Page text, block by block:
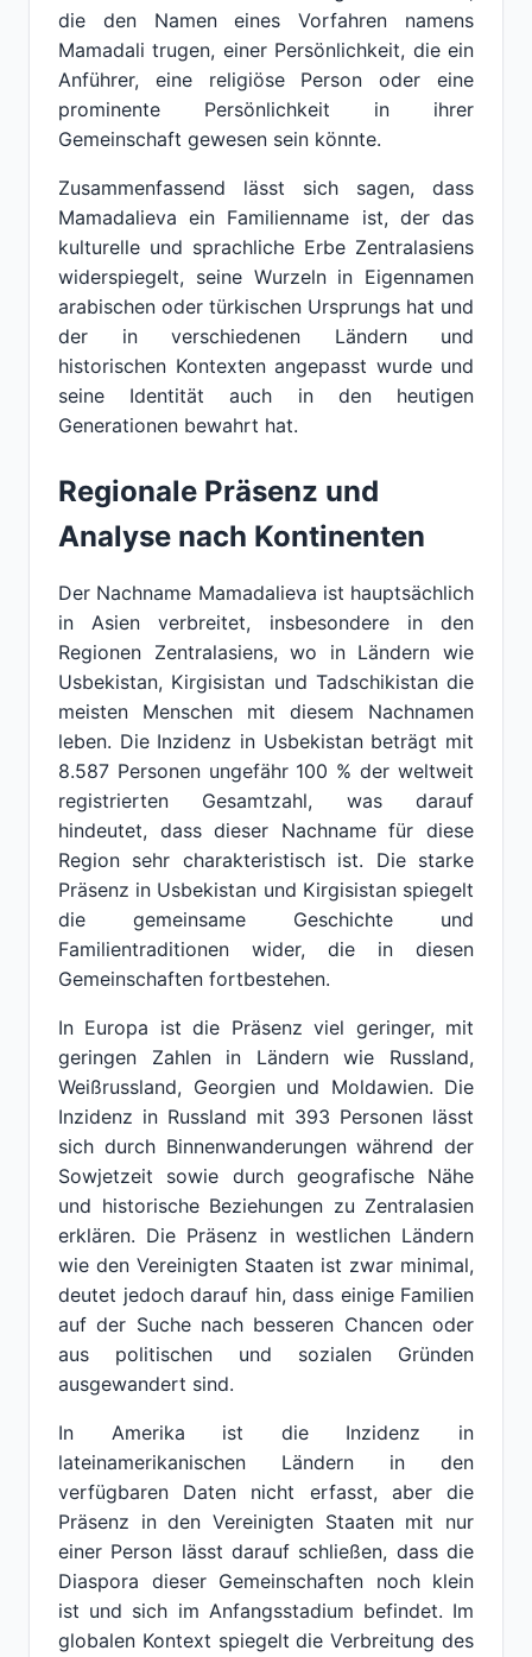
die den Namen eines Vorfahren namens
Mamadali trugen, einer Persönlichkeit, die ein
Anführer, eine religiöse Person oder eine
prominente Persönlichkeit in ihrer
Gemeinschaft gewesen sein könnte.
Zusammenfassend lässt sich sagen, dass
Mamadalieva ein Familienname ist, der das
kulturelle und sprachliche Erbe Zentralasiens
widerspiegelt, seine Wurzeln in Eigennamen
arabischen oder türkischen Ursprungs hat und
der in verschiedenen Ländern und
historischen Kontexten angepasst wurde und
seine Identität auch in den heutigen
Generationen bewahrt hat.
Regionale Präsenz und
Analyse nach Kontinenten
Der Nachname Mamadalieva ist hauptsächlich
in Asien verbreitet, insbesondere in den
Regionen Zentralasiens, wo in Ländern wie
Usbekistan, Kirgisistan und Tadschikistan die
meisten Menschen mit diesem Nachnamen
leben. Die Inzidenz in Usbekistan beträgt mit
8.587 Personen ungefähr 100 % der weltweit
registrierten Gesamtzahl, was darauf
hindeutet, dass dieser Nachname für diese
Region sehr charakteristisch ist. Die starke
Präsenz in Usbekistan und Kirgisistan spiegelt
die gemeinsame Geschichte und
Familientraditionen wider, die in diesen
Gemeinschaften fortbestehen.
In Europa ist die Präsenz viel geringer, mit
geringen Zahlen in Ländern wie Russland,
Weißrussland, Georgien und Moldawien. Die
Inzidenz in Russland mit 393 Personen lässt
sich durch Binnenwanderungen während der
Sowjetzeit sowie durch geografische Nähe
und historische Beziehungen zu Zentralasien
erklären. Die Präsenz in westlichen Ländern
wie den Vereinigten Staaten ist zwar minimal,
deutet jedoch darauf hin, dass einige Familien
auf der Suche nach besseren Chancen oder
aus politischen und sozialen Gründen
ausgewandert sind.
In Amerika ist die Inzidenz in
lateinamerikanischen Ländern in den
verfügbaren Daten nicht erfasst, aber die
Präsenz in den Vereinigten Staaten mit nur
einer Person lässt darauf schließen, dass die
Diaspora dieser Gemeinschaften noch klein
ist und sich im Anfangsstadium befindet. Im
globalen Kontext spiegelt die Verbreitung des